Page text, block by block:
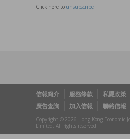
Click here to unsubscribe
信報簡介 服務條款 私隱政策
廣告查詢
加入信報 聯絡信報
Copyright © 2026 Hong Kong Economic
Limited. All rights reserved.